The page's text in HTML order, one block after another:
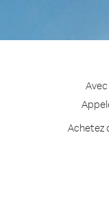
Achetez